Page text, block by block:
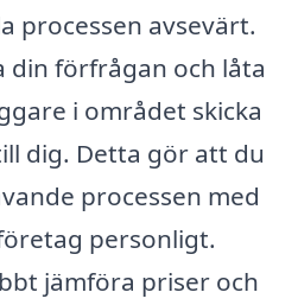
processen avsevärt.
din förfrågan och låta
i området skicka
dig. Detta gör att du
processen med
personligt.
jämföra priser och